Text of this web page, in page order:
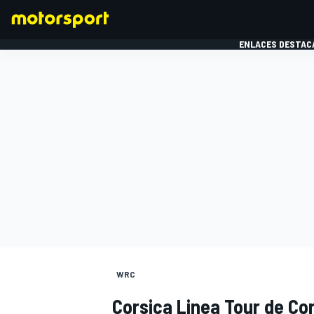
ENLACES
WRC
Corsica Linea Tour de